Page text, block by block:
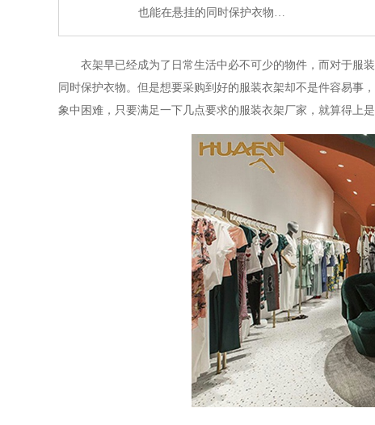
也能在悬挂的同时保护衣物…
衣架早已经成为了日常生活中必不可少的物件，而对于服
同时保护衣物。但是想要采购到好的服装衣架却不是件容易事
象中困难，只要满足一下几点要求的服装衣架厂家，就算得上是